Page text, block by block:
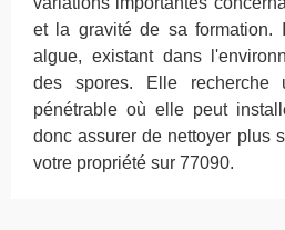
et la gravité de sa formation.
algue, existant dans
des spores. Elle recherche
pénétrable où elle peut
donc assurer de nettoyer plus
votre propriété sur 77090.